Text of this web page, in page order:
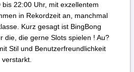
22:00 Uhr, mit exzellentem
in Rekordzeit an, manchmal
Kurz gesagt ist BingBong
die, die gerne Slots spielen ! Au?
Stil und Benutzerfreundlichkeit